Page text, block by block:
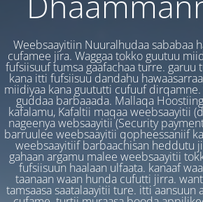
Weebsaayitiin Nuuralhudaa sababaa
cufamee jira. Waggaa tokko guutuu
fufsiisuuf tumsa gaafachaa turre. garuu
kana itti fufsiisuu dandahu
miidiyaa kana guututti cufuuf
guddaa barbaaada. Mallaqa
kafalamu, Kafaltii maqaa weebsaayitii
nageenya websaayitii (Security
barruulee weebsaayitii qopheessaniif
weebsaayitiif barbaachisan heddutu
gahaan argamu malee weebsaayitii
fufsiisuun haalaan ulfaata. kanaaf
taanaan waan hunda cufutti jirra.
tamsaasa saatalaayitii ture. itti aansuun